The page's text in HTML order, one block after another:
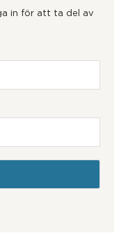
in för att ta del av